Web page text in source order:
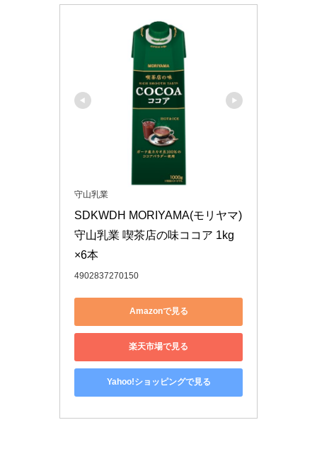
守山乳業
SDKWDH MORIYAMA(モリヤマ)
守山乳業 喫茶店の味ココア 1kg
×6本
4902837270150
Amazonで見る
楽天市場で見る
Yahoo!ショッピングで見る